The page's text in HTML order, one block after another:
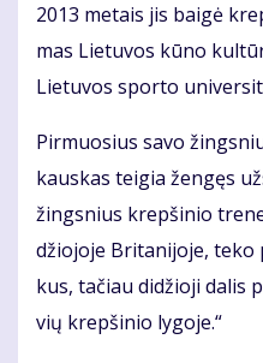
2013 me­tais jis bai­gė
mas Lie­tu­vos kū­no
Lie­tu­vos spor­to
Pir­muo­sius sa­vo
kaus­kas tei­gia žen­gęs
žings­nius krep­ši­nio
džio­jo­je Bri­ta­ni­jo­je,
kus, ta­čiau di­džio­ji
vių krep­ši­nio ly­go­je.“